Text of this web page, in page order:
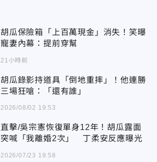
胡瓜保險箱「上百萬現金」消失！笑曝
寵妻內幕：提前穿幫
21小時前
胡瓜錄影持道具「倒地重摔」！他連勝
三場狂嗆：「還有誰」
2026/08/02 19:53
直擊/吳宗憲恢復單身12年！胡瓜露面
突喊「我離婚2次」 丁柔安反應曝光
2026/07/23 19:58